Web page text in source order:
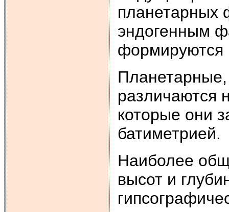
планетарных
эндогенным
формируются
различаются
которые они
батиметрией.
Наиболее
высот и